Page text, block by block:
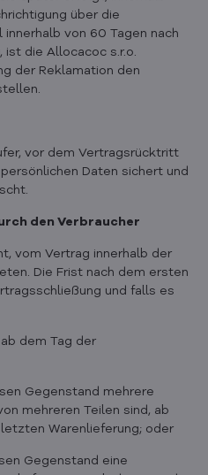
über die
innerhalb von 60 Tagen nach
ist die Allocacoc s.r.o.
der Reklamation den
vor dem Vertragsrücktritt
Daten sichert und
den Verbraucher
vom Vertrag innerhalb der
Die Frist nach dem ersten
und falls es
dem Tag der
Gegenstand mehrere
mehreren Teilen sind, ab
Warenlieferung; oder
Gegenstand eine